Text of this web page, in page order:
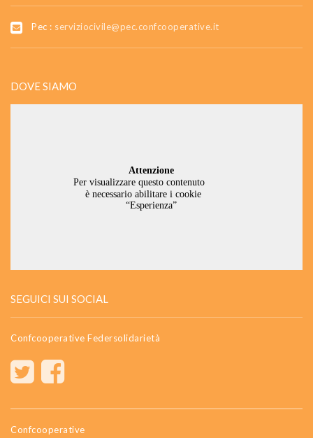
Pec : serviziocivile@pec.confcooperative.it
DOVE SIAMO
SEGUICI SUI SOCIAL
Confcooperative Federsolidarietà
Confcooperative